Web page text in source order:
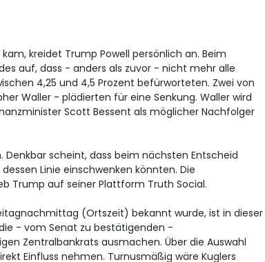
kreidet Trump Powell persönlich an. Beim
auf, dass - anders als zuvor - nicht mehr alle
4,25 und 4,5 Prozent befürworteten. Zwei von
Waller - plädierten für eine Senkung. Waller wird
Scott Bessent als möglicher Nachfolger
scheint, dass beim nächsten Entscheid
Linie einschwenken könnten. Die
Trump auf seiner Plattform Truth Social.
(Ortszeit) bekannt wurde, ist in dieser
- vom Senat zu bestätigenden -
Zentralbankrats ausmachen. Über die Auswahl
Einfluss nehmen. Turnusmäßig wäre Kuglers